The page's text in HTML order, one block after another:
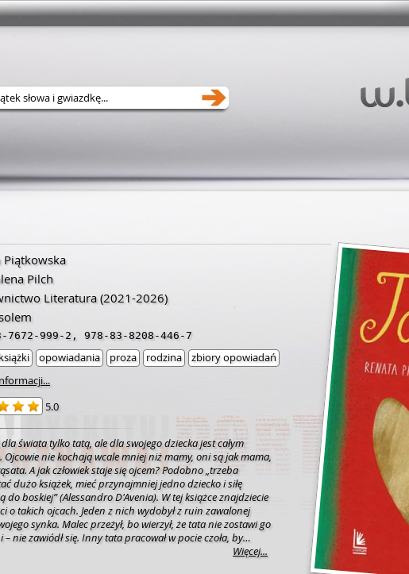
Piątkowska
Pilch
Literatura(2021-2026)
7672-999-2, 978-83-8208-446-7
książki opowiadania proza rodzina
zbiory opowiadań
5.0
dla świata tylko tatą, ale dla swojego dziecka jest całym
Ojcowie nie kochają wcale mniej niż mamy, oni są jak mama,
ojcem? Podobno „trzeba
dużo książek, mieć przynajmniej jedno dziecko i siłę
(Alessandro D'Avenia). W tej książce znajdziecie
o takich ojcach. Jeden z nich wydobył z ruin zawalonej
synka. Malec przeżył, bo wierzył, że tata nie zostawi go
– nie zawiódł się. Inny tata pracował w pocie czoła, by
córce godne życie. A o jeszcze innym syn powiedział:Więcej...